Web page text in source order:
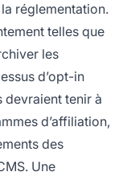
réglementation.
telles que
les
d’opt-in
devraient tenir à
d’affiliation,
des
Une